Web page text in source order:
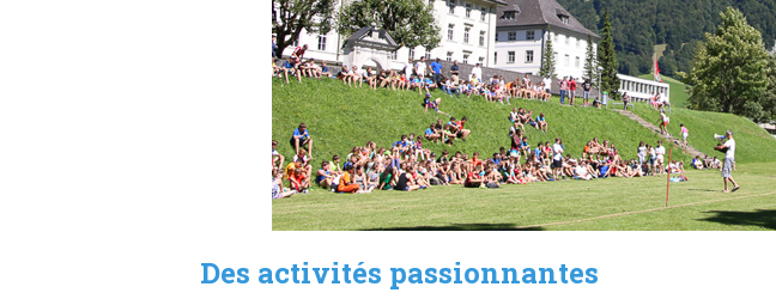
Des activités passionnantes